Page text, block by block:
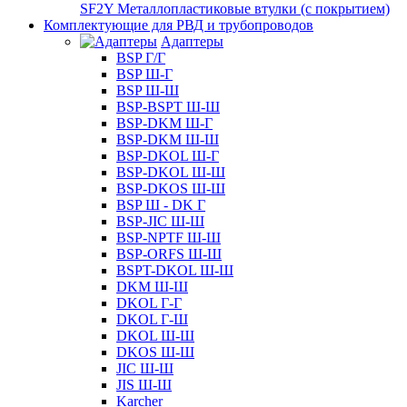
SF2Y Металлопластиковые втулки (с покрытием)
Комплектующие для РВД и трубопроводов
Адаптеры
BSP Г/Г
BSP Ш-Г
BSP Ш-Ш
BSP-BSPT Ш-Ш
BSP-DKM Ш-Г
BSP-DKM Ш-Ш
BSP-DKOL Ш-Г
BSP-DKOL Ш-Ш
BSP-DKOS Ш-Ш
BSP Ш - DK Г
BSP-JIC Ш-Ш
BSP-NPTF Ш-Ш
BSP-ORFS Ш-Ш
BSPT-DKOL Ш-Ш
DKM Ш-Ш
DKOL Г-Г
DKOL Г-Ш
DKOL Ш-Ш
DKOS Ш-Ш
JIC Ш-Ш
JIS Ш-Ш
Karcher